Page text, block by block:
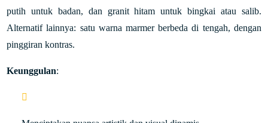
putih untuk badan, dan granit hitam untuk bingkai atau salib.
Alternatif lainnya: satu warna marmer berbeda di tengah, dengan
pinggiran kontras.
Keunggulan: